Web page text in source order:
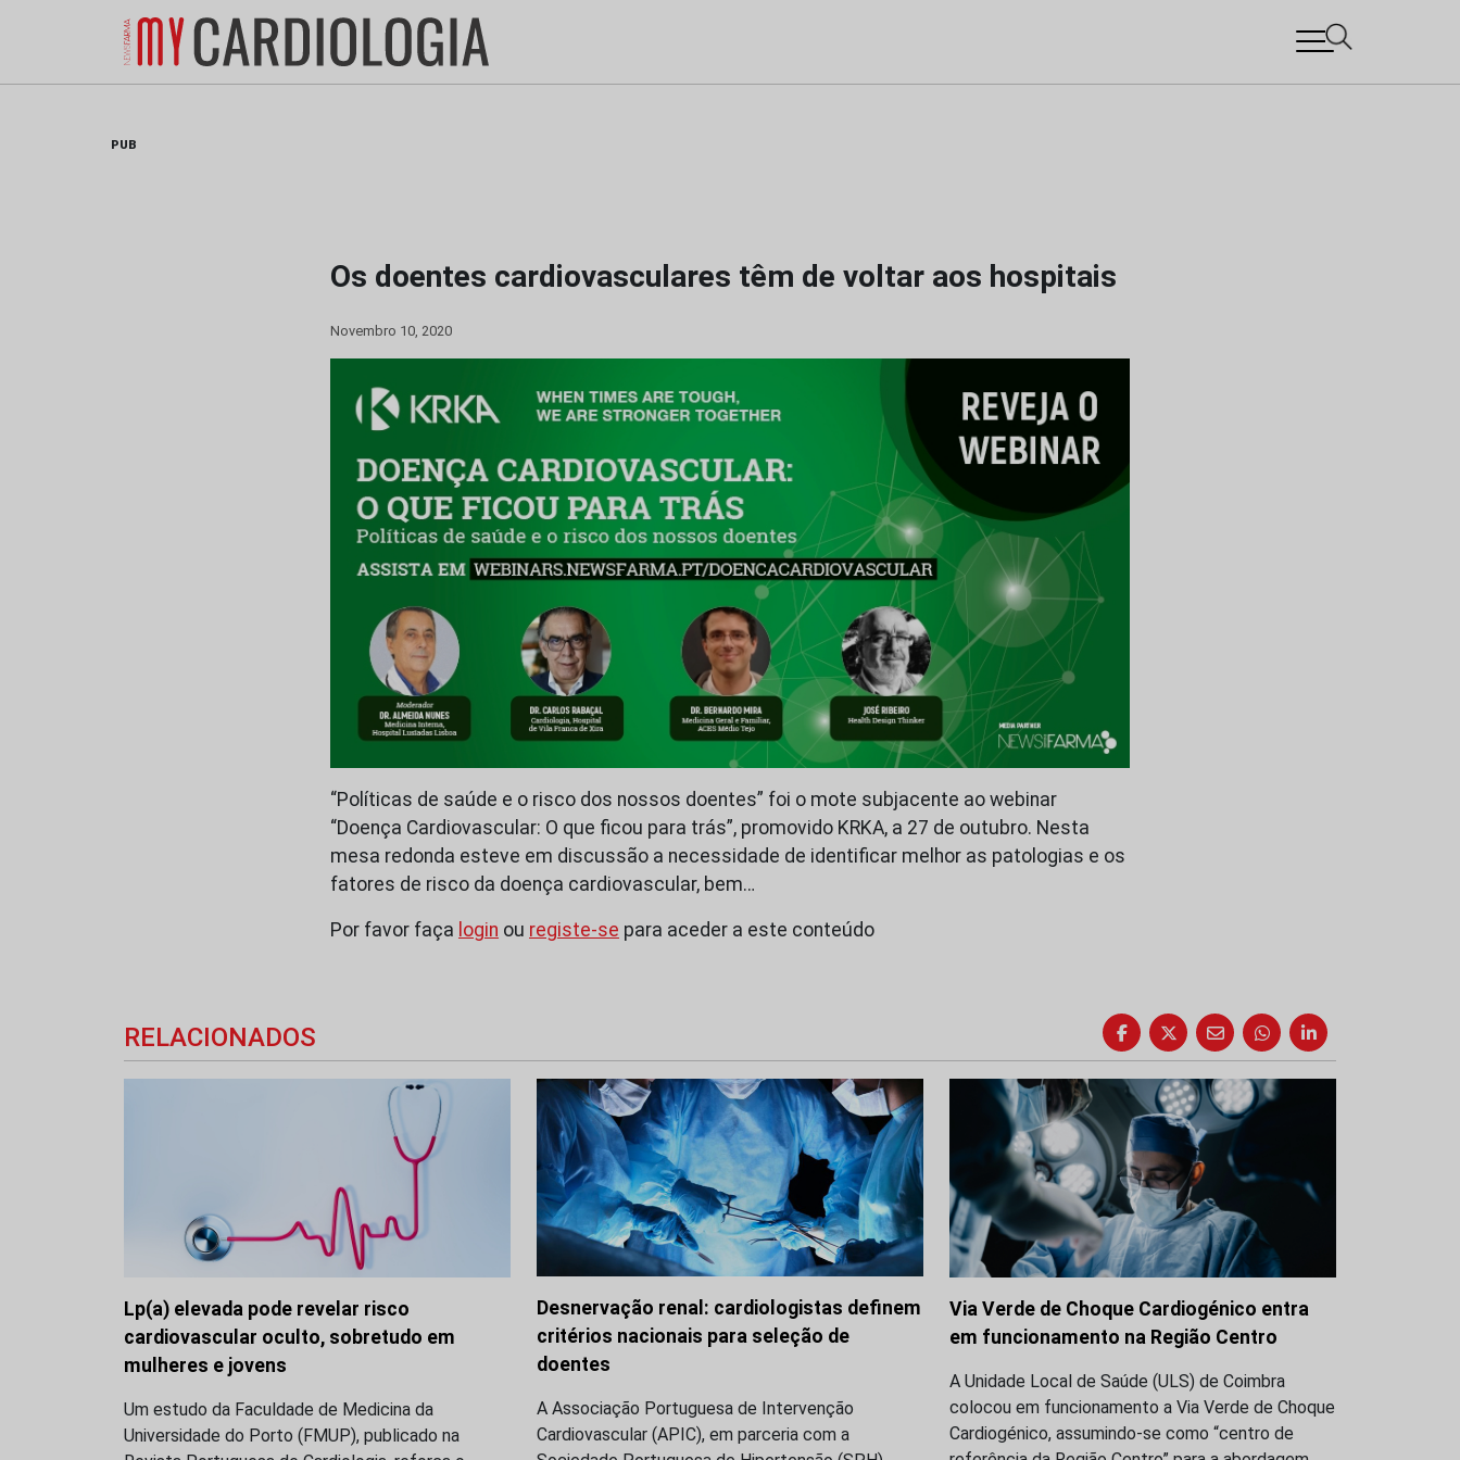
PUB
Os doentes cardiovasculares têm de voltar aos hospitais
Novembro 10, 2020
“Políticas de saúde e o risco dos nossos doentes” foi o mote subjacente ao webinar
“Doença Cardiovascular: O que ficou para trás”, promovido KRKA, a 27 de outubro. Nesta
mesa redonda esteve em discussão a necessidade de identificar melhor as patologias e os
fatores de risco da doença cardiovascular, bem…
Por favor faça login ou registe-se para aceder a este conteúdo
RELACIONADOS
Lp(a) elevada pode revelar risco
cardiovascular oculto, sobretudo em
mulheres e jovens
Um estudo da Faculdade de Medicina da
Universidade do Porto (FMUP), publicado na
Desnervação renal: cardiologistas definem
critérios nacionais para seleção de
doentes
A Associação Portuguesa de Intervenção
Cardiovascular (APIC), em parceria com a
Via Verde de Choque Cardiogénico entra
em funcionamento na Região Centro
A Unidade Local de Saúde (ULS) de Coimbra
colocou em funcionamento a Via Verde de Choque
Cardiogénico, assumindo-se como “centro de